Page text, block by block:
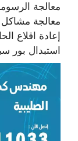
معالجة
معالجة مشاكل
إعادة اقلاع
استبدال بور